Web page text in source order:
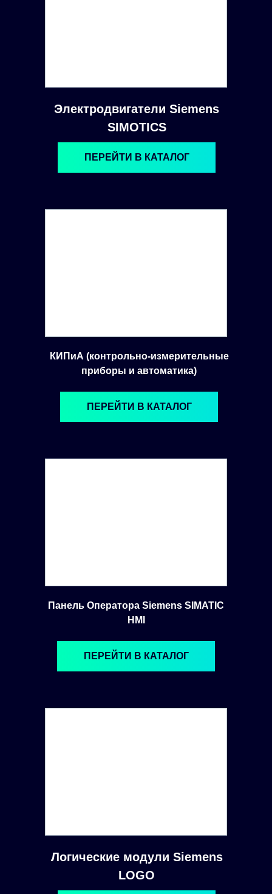
Электродвигатели Siemens
SIMOTICS
ПЕРЕЙТИ В КАТАЛОГ
КИПиА (контрольно-измерительные
приборы и автоматика)
Панель Оператора Siemens SIMATIC
HMI
Логические модули Siemens
LOGO
ПЕРЕЙТИ В КАТАЛОГ
ПЕРЕЙТИ В КАТАЛОГ